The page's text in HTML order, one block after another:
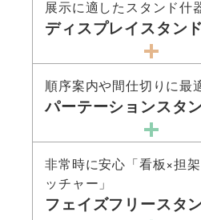
展示に適したスタンド什
ディスプレイスタンド
順序案内や間仕切りに最
パーテーションスタ
非常時に安心「看板×担
ッチャー」
フェイズフリースタ